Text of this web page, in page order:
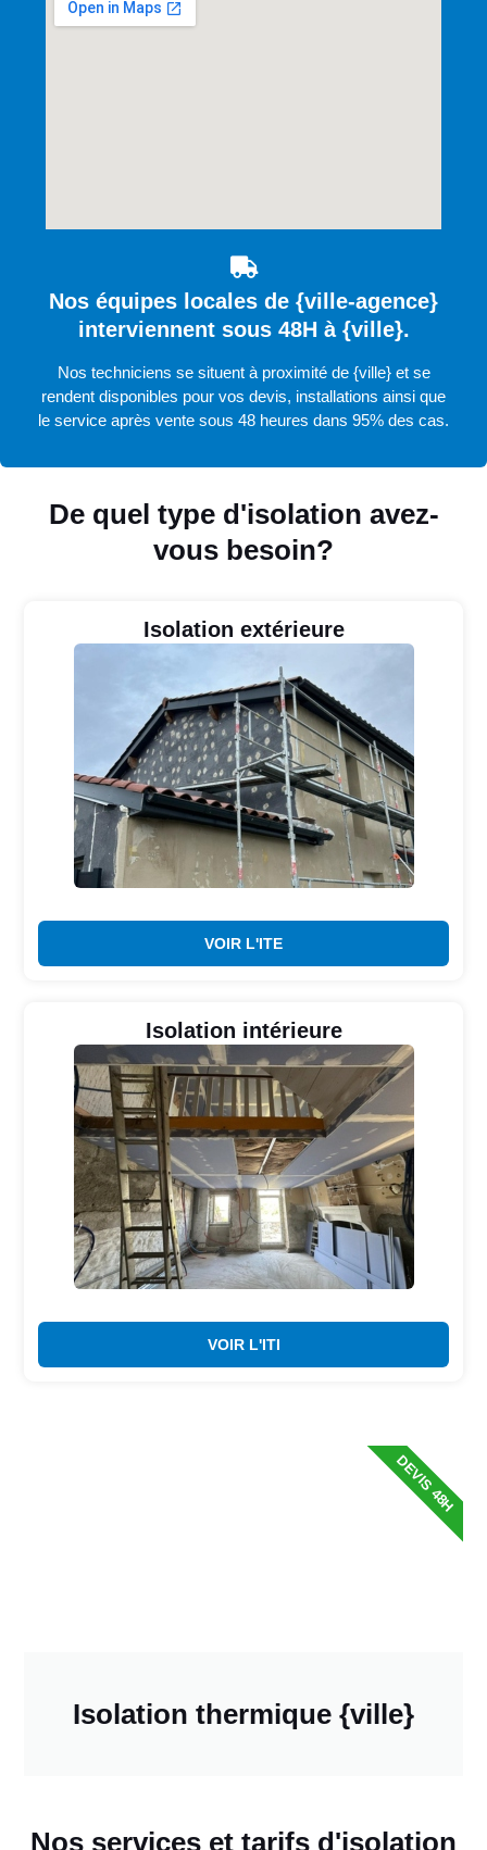
De quel type d'isolation avez-
vous besoin?
Isolation extérieure
VOIR L'ITE
Isolation intérieure
VOIR L'ITI
Isolation thermique {ville}
DEVIS 48H
Nos équipes locales de {ville-agence}
interviennent sous 48H à {ville}.
Nos techniciens se situent à proximité de {ville} et se
rendent disponibles pour vos devis, installations ainsi que
le service après vente sous 48 heures dans 95% des cas.
Nos services et tarifs d'isolation